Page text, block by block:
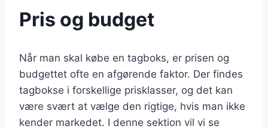
Pris og budget
Når man skal købe en tagboks, er prisen og
budgettet ofte en afgørende faktor. Der findes
tagbokse i forskellige prisklasser, og det kan
være svært at vælge den rigtige, hvis man ikke
kender markedet. I denne sektion vil vi se